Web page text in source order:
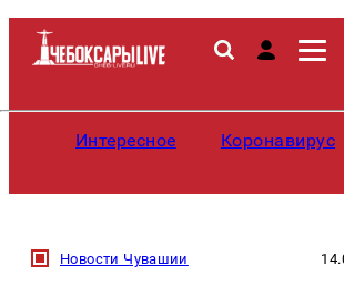
Интересное Коронавирус
Новости Чувашии